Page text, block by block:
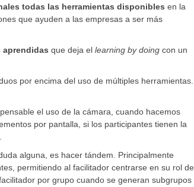
todas las herramientas disponibles en la
que ayuden a las empresas a ser más
aprendidas que deja el learning by doing con un
por encima del uso de múltiples herramientas.
el uso de la cámara, cuando hacemos
por pantalla, si los participantes tienen la
alguna, es hacer tándem. Principalmente
permitiendo al facilitador centrarse en su rol de
por grupo cuando se generan subgrupos